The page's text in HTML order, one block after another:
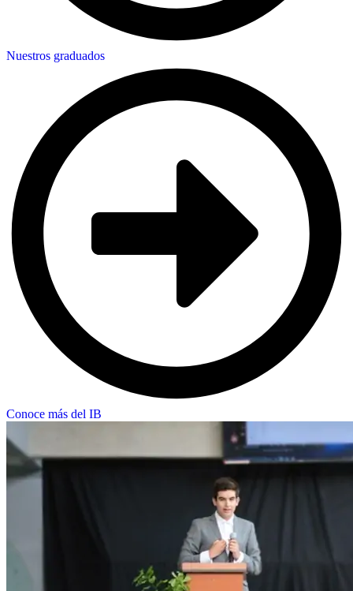
Nuestros graduados
Conoce más del IB